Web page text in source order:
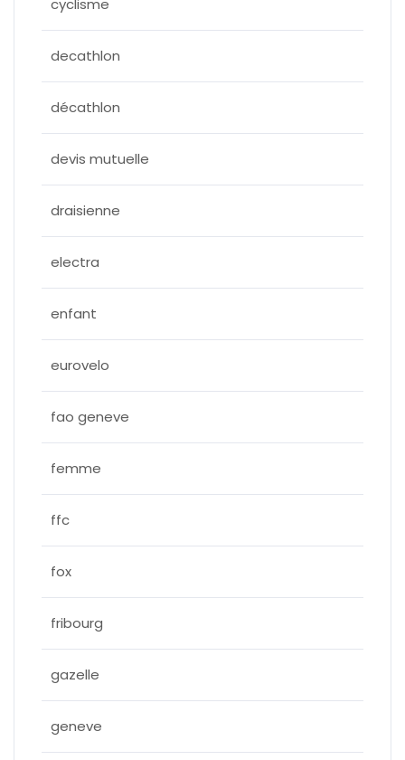
cyclisme
decathlon
décathlon
devis mutuelle
draisienne
electra
enfant
eurovelo
fao geneve
femme
ffc
fox
fribourg
gazelle
geneve